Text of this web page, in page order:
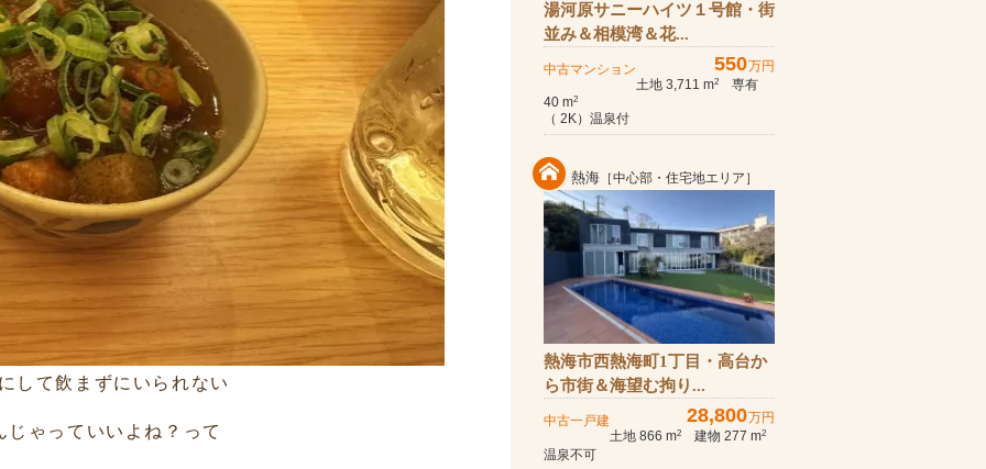
して飲まずにいられない
ゃっていいよね？って
湯河原サニーハイツ１号館・街
並み＆相模湾＆花...
中古マンション 550万円
土地 3,711 m2
専有
40 m2
（ 2K）温泉付
熱海 ［中心部・住宅地エリア］
熱海市西熱海町1丁目・高台か
ら市街＆海望む拘り...
中古一戸建 28,800万円
土地 866 m2 建物 277 m2
温泉不可